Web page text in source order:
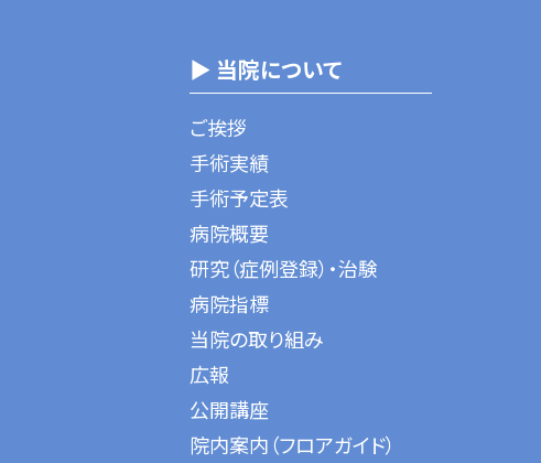
▶ 当院について
ご挨拶
手術実績
手術予定表
病院概要
研究（症例登録）・治験
病院指標
当院の取り組み
広報
公開講座
院内案内（フロアガイド）